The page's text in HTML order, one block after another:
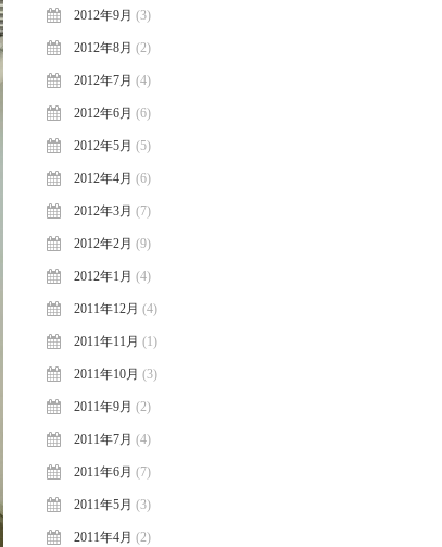
2012年9月 (3)
2012年8月 (2)
2012年7月 (4)
2012年6月 (6)
2012年5月 (5)
2012年4月 (6)
2012年3月 (7)
2012年2月 (9)
2012年1月 (4)
2011年12月 (4)
2011年11月 (1)
2011年10月 (3)
2011年9月 (2)
2011年7月 (4)
2011年6月 (7)
2011年5月 (3)
2011年4月 (2)